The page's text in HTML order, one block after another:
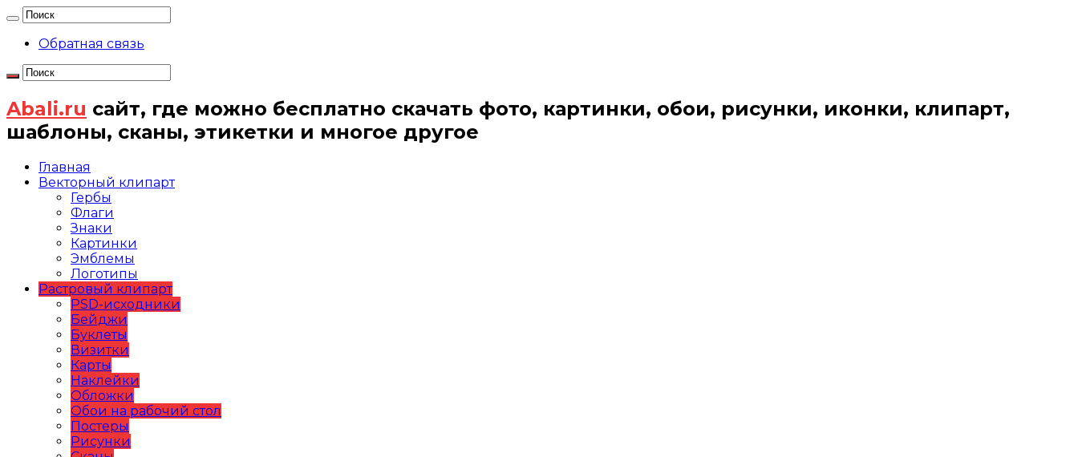
Обратная связь
Abali.ru сайт, где можно бесплатно скачать фото, картинки, обои, рисунки, иконки, клипарт,
шаблоны, сканы, этикетки и многое другое
Главная
Векторный клипарт
Гербы
Флаги
Знаки
Картинки
Эмблемы
Логотипы
Растровый клипарт
PSD-исходники
Бейджи
Буклеты
Визитки
Карты
Наклейки
Обложки
Обои на рабочий стол
Постеры
Рисунки